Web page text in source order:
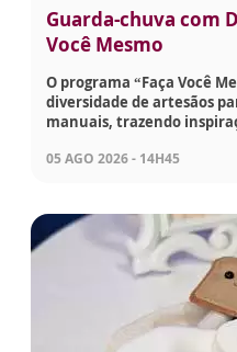
Guarda-chuva com
Você Mesmo
O programa “Faça Você
diversidade de artesãos
manuais, trazendo
05 AGO 2026 - 14H45